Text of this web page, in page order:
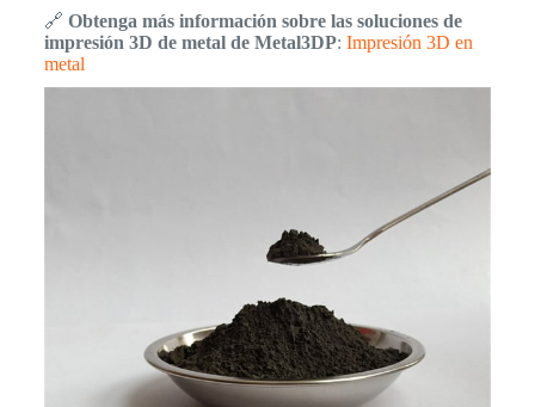
🔗 Obtenga más información sobre las soluciones de
impresión 3D de metal de Metal3DP: Impresión 3D en
metal